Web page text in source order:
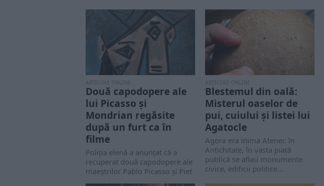
ARTICOLE ONLINE
Două capodopere ale
lui Picasso și
Mondrian regăsite
după un furt ca în
filme
Poliția elenă a anunțat că a
recuperat două capodopere ale
maeștrilor Pablo Picasso și Piet
Mondrian,...
ARTICOLE ONLINE
Blestemul din oală:
Misterul oaselor de
pui, cuiului și listei lui
Agatocle
Agora era inima Atenei: în
Antichitate, în vasta piață
publică se aflau monumente
civice, edificii politice...